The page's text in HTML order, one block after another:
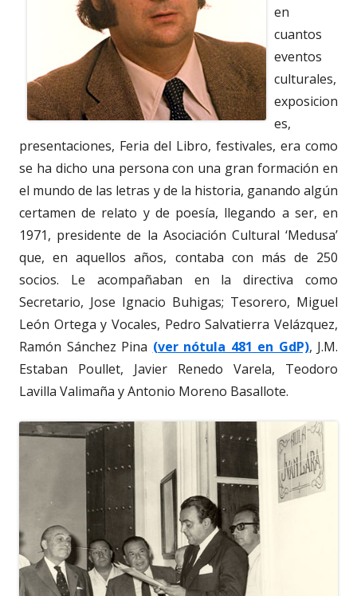
en
cuantos
eventos
culturales,
exposicion
es,
presentaciones, Feria del Libro, festivales, era como
se ha dicho una persona con una gran formación en
el mundo de las letras y de la historia, ganando algún
certamen de relato y de poesía, llegando a ser, en
1971, presidente de la Asociación Cultural ‘Medusa’
que, en aquellos años, contaba con más de 250
socios. Le acompañaban en la directiva como
Secretario, Jose Ignacio Buhigas; Tesorero, Miguel
León Ortega y Vocales, Pedro Salvatierra Velázquez,
Ramón Sánchez Pina (ver nótula 481 en GdP), J.M.
Estaban Poullet, Javier Renedo Varela, Teodoro
Lavilla Valimaña y Antonio Moreno Basallote.